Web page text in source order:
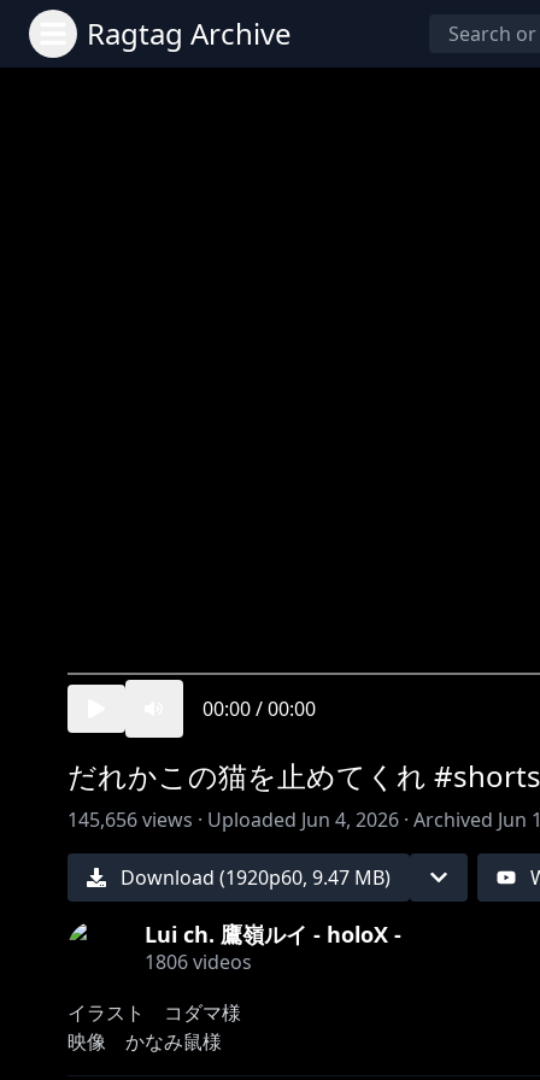
Ragtag Archive
00:00/00:00
だれかこの猫を止めてくれ
145,656views · Uploaded Jun 4, 2026 · Archived Jun
Download (1920p60, 9.47 MB)
Lui ch. 鷹嶺ルイ - holoX -
1806videos
イラスト コダマ様
映像 かなみ鼠様
※ホロライブプロダクションから未成年の視聴者の方